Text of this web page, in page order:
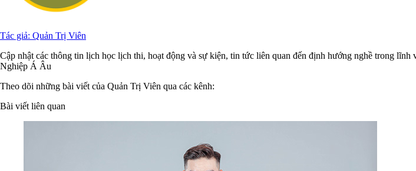
Tác giả: Quản Trị Viên
Cập nhật các thông tin lịch học lịch thi, hoạt động và sự kiện, tin tức liên quan đến định hướng nghề trong
Nghiệp Á Âu
Theo dõi những bài viết của Quản Trị Viên qua các kênh:
Bài viết liên quan